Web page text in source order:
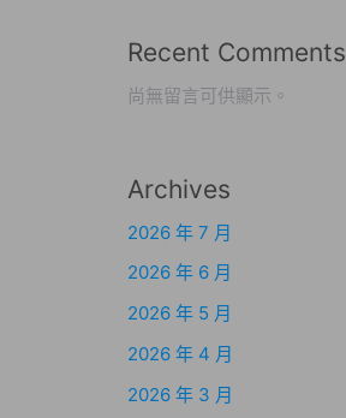
Recent Comments
尚無留言可供顯示。
Archives
2026 年 7 月
2026 年 6 月
2026 年 5 月
2026 年 4 月
2026 年 3 月